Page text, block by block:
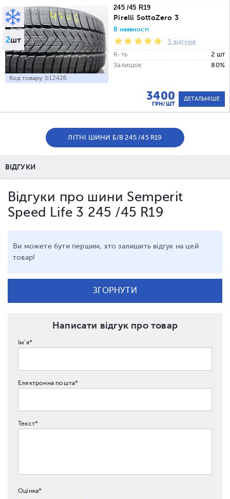
2шт
Код товару: b12426
245 /45 R19
Pirelli SottoZero 3
В наявності
5 відгуків
К-ть
2 шт
Залишок
80%
3400
ГРН/ШТ
ДЕТАЛЬНІШЕ
ЛІТНІ ШИНИ Б/В 245 /45 R19
ВІДГУКИ
Відгуки про шини Semperit
Speed Life 3 245 /45 R19
Ви можете бути першим, хто залишить відгук на цей
товар!
ЗГОРНУТИ
Написати відгук про товар
Ім'я*
Електронна пошта*
Текст*
Оцінка*